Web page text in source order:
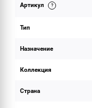
ОБЪЕМ ПОСТАВКИ
Артикул
Тип
Назначение
Коллекция
Страна